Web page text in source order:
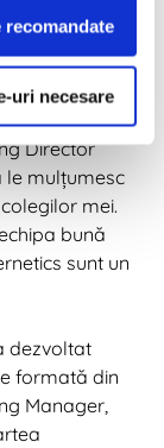
uri necesare
în piață. În
că nu
de 6 cifre
Director
le mulțumesc
mei.
bună
sunt un
dezvoltat
formată din
Manager,